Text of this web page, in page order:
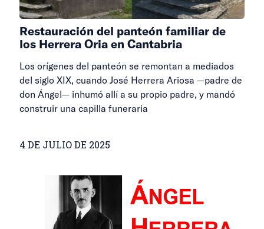
Restauración del panteón familiar de
los Herrera Oria en Cantabria
Los orígenes del panteón se remontan a mediados
del siglo XIX, cuando José Herrera Ariosa —padre de
don Ángel— inhumó allí a su propio padre, y mandó
construir una capilla funeraria
4 DE JULIO DE 2025